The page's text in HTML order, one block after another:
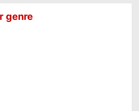
genre